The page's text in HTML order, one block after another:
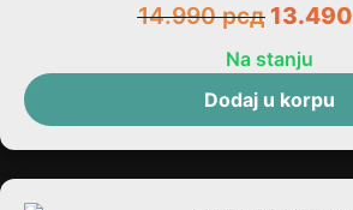
14.990рсд 13.490
Na stanju
Dodaj u korpu